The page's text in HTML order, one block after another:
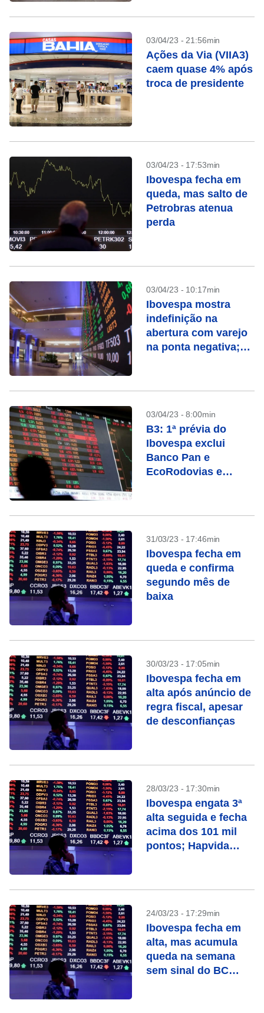
03/04/23 - 21:56min
Ações da Via (VIIA3)
caem quase 4% após
troca de presidente
03/04/23 - 17:53min
Ibovespa fecha em
queda, mas salto de
Petrobras atenua
perda
03/04/23 - 10:17min
Ibovespa mostra
indefinição na
abertura com varejo
na ponta negativa;
03/04/23 - 8:00min
B3: 1ª prévia do
Ibovespa exclui
Banco Pan e
EcoRodovias e
31/03/23 - 17:46min
Ibovespa fecha em
queda e confirma
segundo mês de
baixa
30/03/23 - 17:05min
Ibovespa fecha em
alta após anúncio de
regra fiscal, apesar
de desconfianças
28/03/23 - 17:30min
Ibovespa engata 3ª
alta seguida e fecha
acima dos 101 mil
pontos; Hapvida
24/03/23 - 17:29min
Ibovespa fecha em
alta, mas acumula
queda na semana
sem sinal do BC